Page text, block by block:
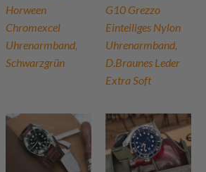
Horween
Chromexcel
Uhrenarmband,
Schwarzgrün
G10 Grezzo
Einteiliges Nylon
Uhrenarmband,
D.Braunes Leder
Extra Soft